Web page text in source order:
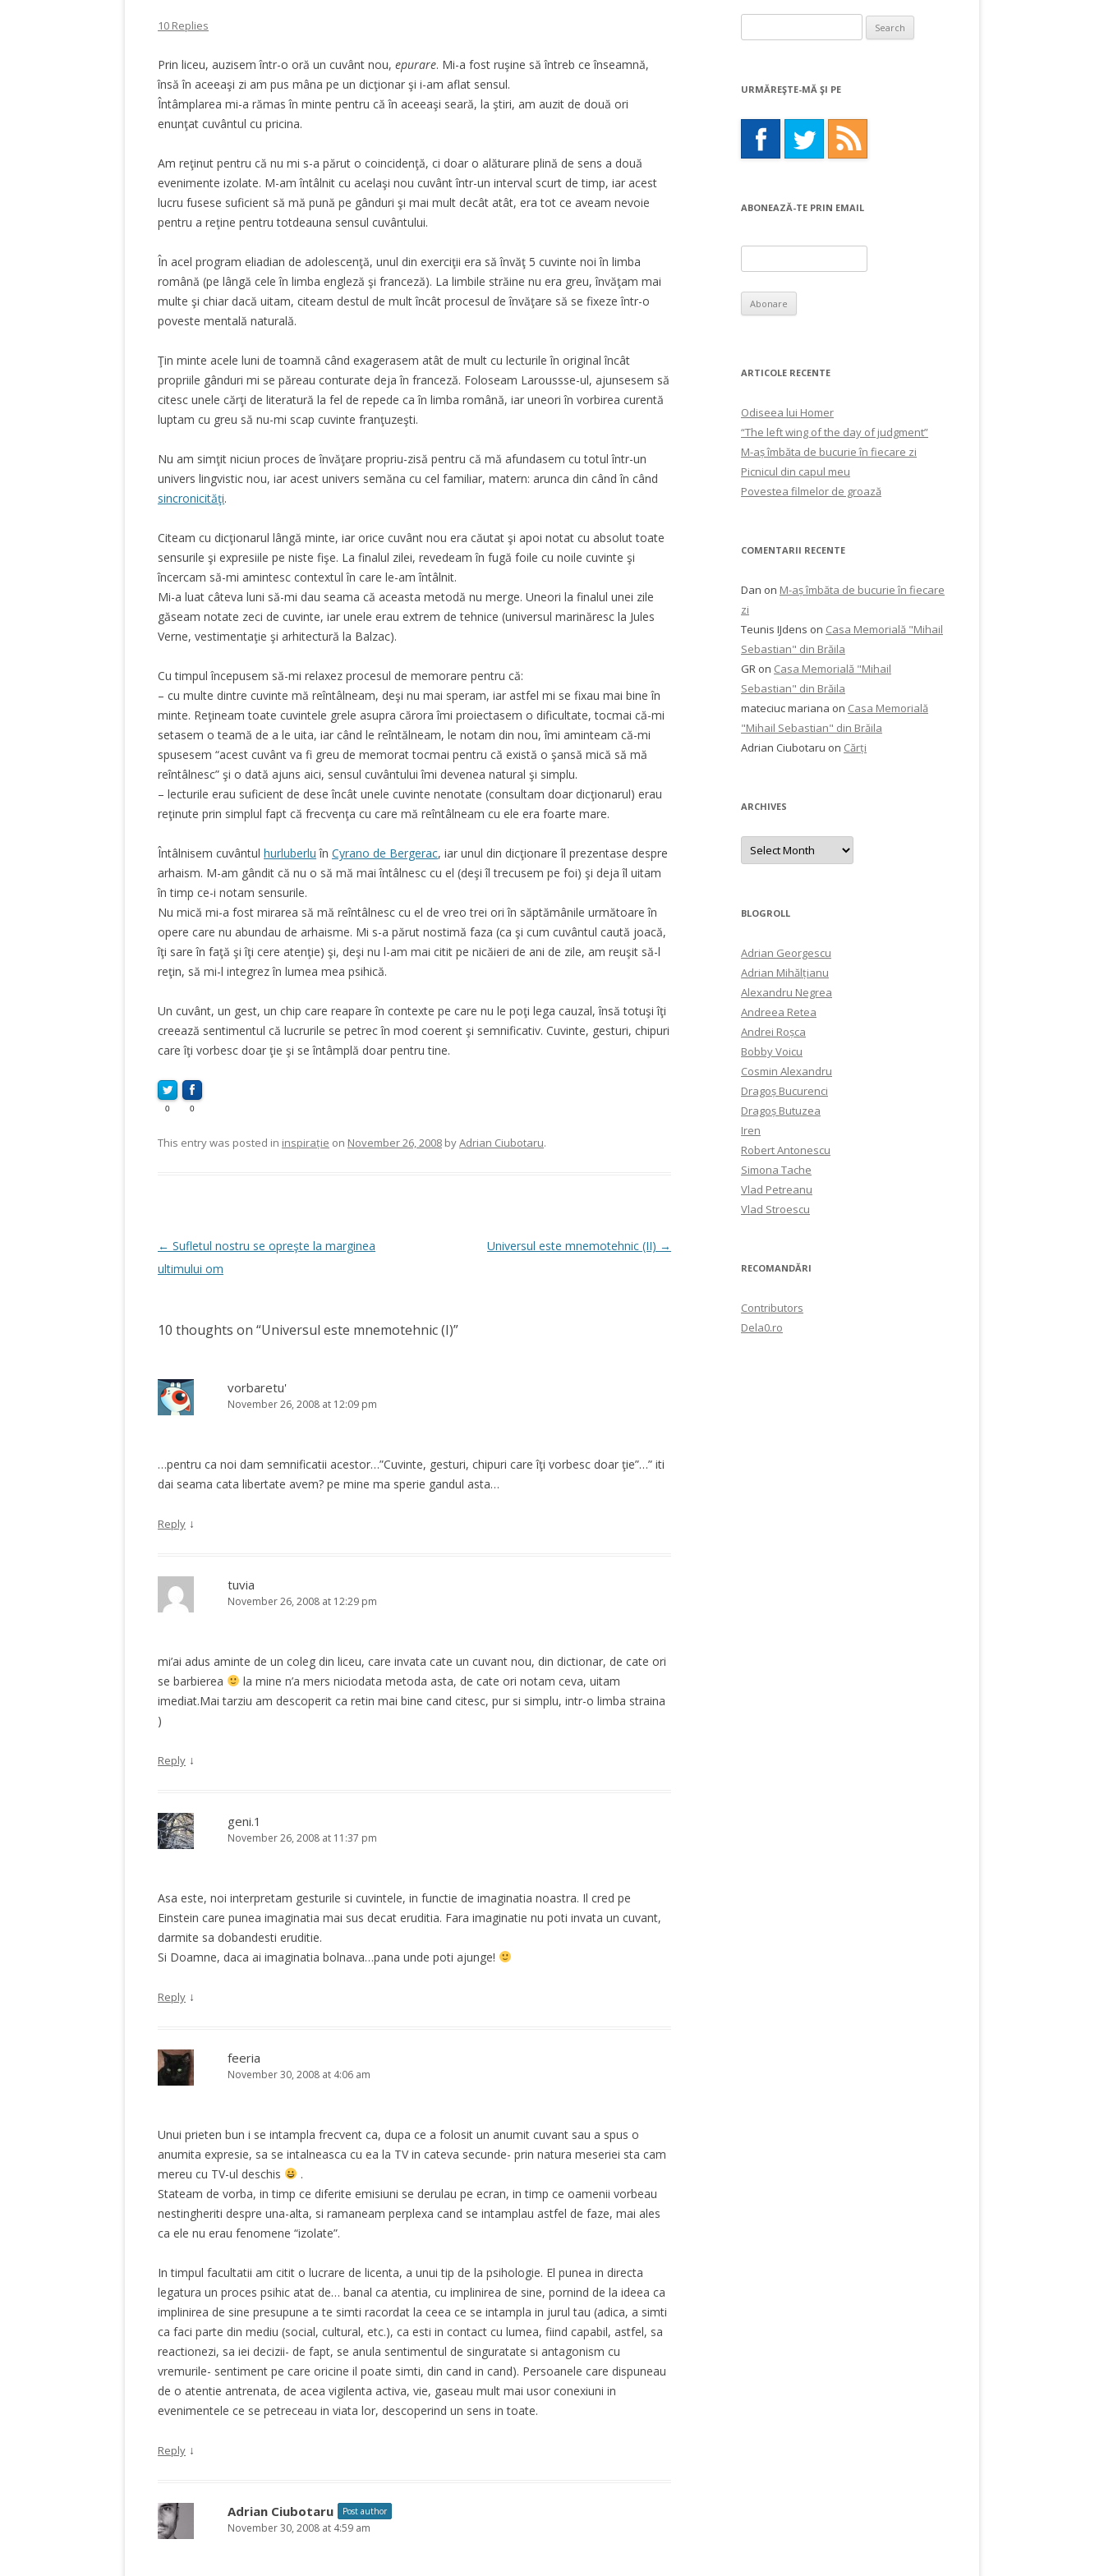
10 Replies
Prin liceu, auzisem într-o oră un cuvânt nou, epurare. Mi-a fost ruşine să întreb ce înseamnă,
însă în aceeaşi zi am pus mâna pe un dicţionar şi i-am aflat sensul.
Întâmplarea mi-a rămas în minte pentru că în aceeaşi seară, la ştiri, am auzit de două ori
enunţat cuvântul cu pricina.
Am reţinut pentru că nu mi s-a părut o coincidenţă, ci doar o alăturare plină de sens a două
evenimente izolate. M-am întâlnit cu acelaşi nou cuvânt într-un interval scurt de timp, iar acest
lucru fusese suficient să mă pună pe gânduri şi mai mult decât atât, era tot ce aveam nevoie
pentru a reţine pentru totdeauna sensul cuvântului.
În acel program eliadian de adolescenţă, unul din exerciţii era să învăţ 5 cuvinte noi în limba
română (pe lângă cele în limba engleză şi franceză). La limbile străine nu era greu, învăţam mai
multe şi chiar dacă uitam, citeam destul de mult încât procesul de învăţare să se fixeze într-o
poveste mentală naturală.
Ţin minte acele luni de toamnă când exagerasem atât de mult cu lecturile în original încât
propriile gânduri mi se păreau conturate deja în franceză. Foloseam Laroussse-ul, ajunsesem să
citesc unele cărţi de literatură la fel de repede ca în limba română, iar uneori în vorbirea curentă
luptam cu greu să nu-mi scap cuvinte franţuzeşti.
Nu am simţit niciun proces de învăţare propriu-zisă pentru că mă afundasem cu totul într-un
univers lingvistic nou, iar acest univers semăna cu cel familiar, matern: arunca din când în când
sincronicităţi.
Citeam cu dicţionarul lângă minte, iar orice cuvânt nou era căutat şi apoi notat cu absolut toate
sensurile şi expresiile pe niste fişe. La finalul zilei, revedeam în fugă foile cu noile cuvinte şi
încercam să-mi amintesc contextul în care le-am întâlnit.
Mi-a luat câteva luni să-mi dau seama că aceasta metodă nu merge. Uneori la finalul unei zile
găseam notate zeci de cuvinte, iar unele erau extrem de tehnice (universul marinăresc la Jules
Verne, vestimentaţie şi arhitectură la Balzac).
Cu timpul începusem să-mi relaxez procesul de memorare pentru că:
– cu multe dintre cuvinte mă reîntâlneam, deşi nu mai speram, iar astfel mi se fixau mai bine în
minte. Reţineam toate cuvintele grele asupra cărora îmi proiectasem o dificultate, tocmai că-mi
setasem o teamă de a le uita, iar când le reîntălneam, le notam din nou, îmi aminteam că-mi
spusesem “acest cuvânt va fi greu de memorat tocmai pentru că există o şansă mică să mă
reîntâlnesc” şi o dată ajuns aici, sensul cuvântului îmi devenea natural şi simplu.
– lecturile erau suficient de dese încât unele cuvinte nenotate (consultam doar dicţionarul) erau
reţinute prin simplul fapt că frecvenţa cu care mă reîntâlneam cu ele era foarte mare.
Întâlnisem cuvântul hurluberlu în Cyrano de Bergerac, iar unul din dicţionare îl prezentase despre
arhaism. M-am gândit că nu o să mă mai întâlnesc cu el (deşi îl trecusem pe foi) şi deja îl uitam
în timp ce-i notam sensurile.
Nu mică mi-a fost mirarea să mă reîntâlnesc cu el de vreo trei ori în săptămânile următoare în
opere care nu abundau de arhaisme. Mi s-a părut nostimă faza (ca şi cum cuvântul caută joacă,
îţi sare în faţă şi îţi cere atenţie) şi, deşi nu l-am mai citit pe nicăieri de ani de zile, am reuşit să-l
reţin, să mi-l integrez în lumea mea psihică.
Un cuvânt, un gest, un chip care reapare în contexte pe care nu le poţi lega cauzal, însă totuşi îţi
creează sentimentul că lucrurile se petrec în mod coerent şi semnificativ. Cuvinte, gesturi, chipuri
care îţi vorbesc doar ţie şi se întâmplă doar pentru tine.
0 0
This entry was posted in inspirație on November 26, 2008 byAdrian Ciubotaru.
Post
navigation
← Sufletul nostru se opreşte la marginea
ultimului om
Universul este mnemotehnic (II) →
10 thoughts on “Universul este mnemotehnic (I)”
vorbaretu'
November 26, 2008 at 12:09 pm
…pentru ca noi dam semnificatii acestor…”Cuvinte, gesturi, chipuri care îţi vorbesc doar ţie”…” iti
dai seama cata libertate avem? pe mine ma sperie gandul asta…
Reply ↓
tuvia
November 26, 2008 at 12:29 pm
mi’ai adus aminte de un coleg din liceu, care invata cate un cuvant nou, din dictionar, de cate ori
se barbierea
la mine n’a mers niciodata metoda asta, de cate ori notam ceva, uitam
imediat.Mai tarziu am descoperit ca retin mai bine cand citesc, pur si simplu, intr-o limba straina
)
Reply ↓
geni.1
November 26, 2008 at 11:37 pm
Asa este, noi interpretam gesturile si cuvintele, in functie de imaginatia noastra. Il cred pe
Einstein care punea imaginatia mai sus decat eruditia. Fara imaginatie nu poti invata un cuvant,
darmite sa dobandesti eruditie.
Si Doamne, daca ai imaginatia bolnava…pana unde poti ajunge!
Reply ↓
feeria
November 30, 2008 at 4:06 am
Unui prieten bun i se intampla frecvent ca, dupa ce a folosit un anumit cuvant sau a spus o
anumita expresie, sa se intalneasca cu ea la TV in cateva secunde- prin natura meseriei sta cam
mereu cu TV-ul deschis
.
Stateam de vorba, in timp ce diferite emisiuni se derulau pe ecran, in timp ce oamenii vorbeau
nestingheriti despre una-alta, si ramaneam perplexa cand se intamplau astfel de faze, mai ales
ca ele nu erau fenomene “izolate”.
In timpul facultatii am citit o lucrare de licenta, a unui tip de la psihologie. El punea in directa
legatura un proces psihic atat de… banal ca atentia, cu implinirea de sine, pornind de la ideea ca
implinirea de sine presupune a te simti racordat la ceea ce se intampla in jurul tau (adica, a simti
ca faci parte din mediu (social, cultural, etc.), ca esti in contact cu lumea, fiind capabil, astfel, sa
reactionezi, sa iei decizii- de fapt, se anula sentimentul de singuratate si antagonism cu
vremurile- sentiment pe care oricine il poate simti, din cand in cand). Persoanele care dispuneau
de o atentie antrenata, de acea vigilenta activa, vie, gaseau mult mai usor conexiuni in
evenimentele ce se petreceau in viata lor, descoperind un sens in toate.
Reply ↓
Adrian Ciubotaru Post author
November 30, 2008 at 4:59 am
for:
URMĂREŞTE-MĂ ŞI PE
ABONEAZĂ-TE PRIN EMAIL
ARTICOLE RECENTE
Odiseea lui Homer
“The left wing of the day of judgment”
M-aș îmbăta de bucurie în fiecare zi
Picnicul din capul meu
Povestea filmelor de groază
COMENTARII RECENTE
Dan on M-aș îmbăta de bucurie în fiecare
zi
Teunis IJdens on Casa Memorială "Mihail
Sebastian" din Brăila
GR on Casa Memorială "Mihail
Sebastian" din Brăila
mateciuc mariana on Casa Memorială
"Mihail Sebastian" din Brăila
Adrian Ciubotaru on Cărți
ARCHIVES
Archives
BLOGROLL
Adrian Georgescu
Adrian Mihălțianu
Alexandru Negrea
Andreea Retea
Andrei Roșca
Bobby Voicu
Cosmin Alexandru
Dragoș Bucurenci
Dragoș Butuzea
Iren
Robert Antonescu
Simona Tache
Vlad Petreanu
Vlad Stroescu
RECOMANDĂRI
Contributors
Dela0.ro